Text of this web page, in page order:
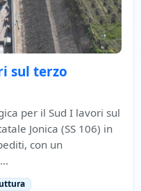
sul terzo
per il Sud I lavori sul
Jonica (SS 106) in
con un